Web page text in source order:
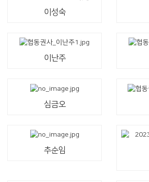
이성숙
이난주
심금오
추순임